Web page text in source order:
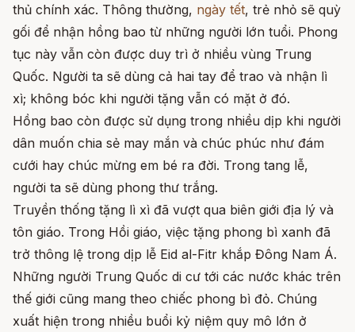
thủ chính xác. Thông thường, ngày tết, trẻ nhỏ sẽ quỳ
gối để nhận hồng bao từ những người lớn tuổi. Phong
tục này vẫn còn được duy trì ở nhiều vùng Trung
Quốc. Người ta sẽ dùng cả hai tay để trao và nhận lì
xì; không bóc khi người tặng vẫn có mặt ở đó.
Hồng bao còn được sử dụng trong nhiều dịp khi người
dân muốn chia sẻ may mắn và chúc phúc như đám
cưới hay chúc mừng em bé ra đời. Trong tang lễ,
người ta sẽ dùng phong thư trắng.
Truyền thống tặng lì xì đã vượt qua biên giới địa lý và
tôn giáo. Trong Hồi giáo, việc tặng phong bì xanh đã
trở thông lệ trong dịp lễ Eid al-Fitr khắp Đông Nam Á.
Những người Trung Quốc di cư tới các nước khác trên
thế giới cũng mang theo chiếc phong bì đỏ. Chúng
xuất hiện trong nhiều buổi kỷ niệm quy mô lớn ở